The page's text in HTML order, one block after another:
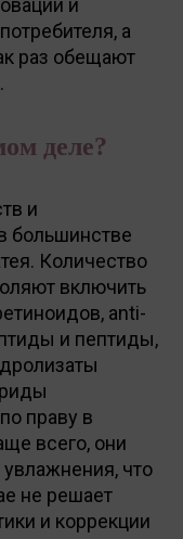
и
а
раз обещают
деле?
и
большинстве
Количество
включить
anti-
и пептиды,
праву в
всего, они
что
не решает
и коррекции